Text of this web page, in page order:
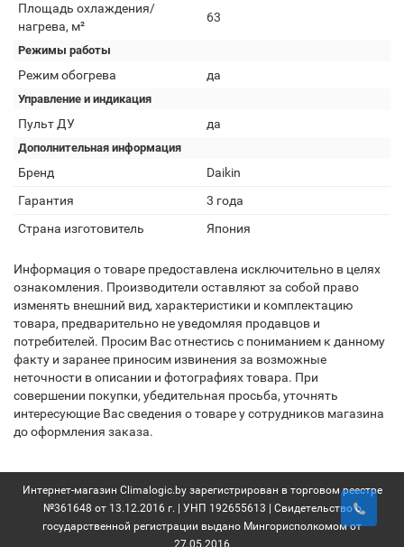
Площадь охлаждения/
нагрева, м²
63
Режимы работы
Режим обогрева да
Управление и индикация
Пульт ДУ да
Дополнительная информация
Бренд
Daikin
Гарантия
3 года
Страна изготовитель
Япония
Информация о товаре предоставлена исключительно в целях
ознакомления. Производители оставляют за собой право
изменять внешний вид, характеристики и комплектацию
товара, предварительно не уведомляя продавцов и
потребителей. Просим Вас отнестись с пониманием к данному
факту и заранее приносим извинения за возможные
неточности в описании и фотографиях товара. При
совершении покупки, убедительная просьба, уточнять
интересующие Вас сведения о товаре у сотрудников магазина
до оформления заказа.
Интернет-магазин Climalogic.by зарегистрирован в торговом реестре
№361648 от 13.12.2016 г. | УНП 192655613 | Свидетельство о
государственной регистрации выдано Мингорисполкомом от
27.05.2016